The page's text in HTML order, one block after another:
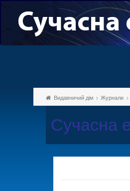
Видавничий дім Журнали
Сучасна